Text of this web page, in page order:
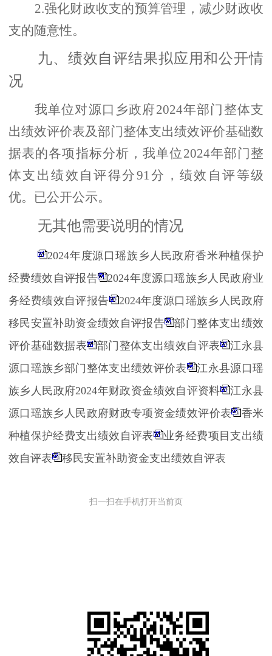
2.强化财政收支的预算管理，减少财政收
支的随意性。
九、绩效自评结果拟应用和公开情
况
我单位对源口乡政府2024年部门整体支
出绩效评价表及部门整体支出绩效评价基础数
据表的各项指标分析，我单位2024年部门整
体支出绩效自评得分91分，绩效自评等级
优。已公开公示。
无其他需要说明的情况
2024年度源口瑶族乡人民政府香米种植保护
经费绩效自评报告
2024年度源口瑶族乡人民政府业
务经费绩效自评报告
2024年度源口瑶族乡人民政府
移民安置补助资金绩效自评报告
部门整体支出绩效
评价基础数据表
部门整体支出绩效自评表
江永县
源口瑶族乡部门整体支出绩效评价表
江永县源口瑶
族乡人民政府2024年财政资金绩效自评资料
江永县
源口瑶族乡人民政府财政专项资金绩效评价表
香米
种植保护经费支出绩效自评表
业务经费项目支出绩
效自评表
移民安置补助资金支出绩效自评表
扫一扫在手机打开当前页